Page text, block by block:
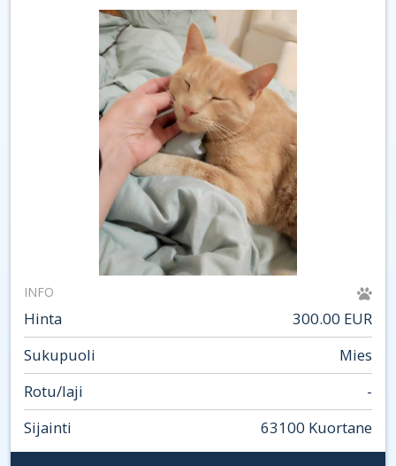
INFO
Hinta
300.00 EUR
Sukupuoli
Mies
Rotu/laji
-
Sijainti
63100 Kuortane